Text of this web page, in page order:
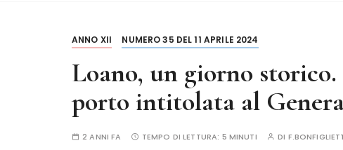
ANNO XII NUMERO 35 DEL 11 APRILE 2024
Loano, un giorno
porto intitolata al
2 ANNI FA TEMPO DI LETTURA: 5 MINUTI DI